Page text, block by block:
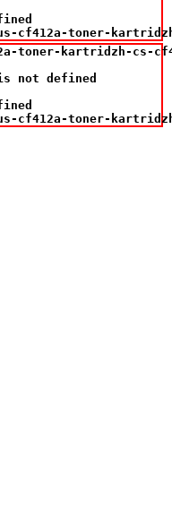
cf412a-toner-
kartridzh-cs-
not defined
cf412a-toner-